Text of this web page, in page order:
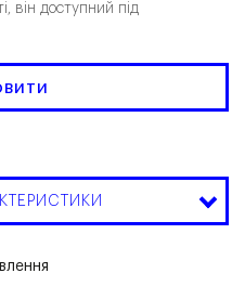
він доступний під